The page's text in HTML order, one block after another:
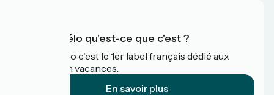
Accueil Vélo qu'est-ce que c'est ?
Accueil Vélo c'est le 1er label français dédié aux
cyclistes en vacances.
En savoir plus